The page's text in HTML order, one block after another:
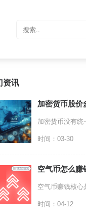
资讯
加密货币股价
时间：03-30
空气币怎么赚
时间：04-12